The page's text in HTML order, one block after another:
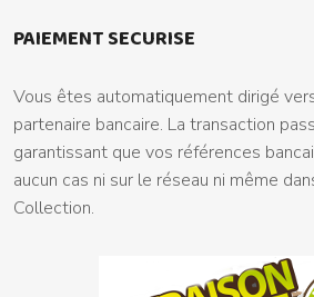
PAIEMENT SECURISE
Vous êtes automatiquement dirigé
partenaire bancaire. La transaction
garantissant que vos références
aucun cas ni sur le réseau ni même
Collection.